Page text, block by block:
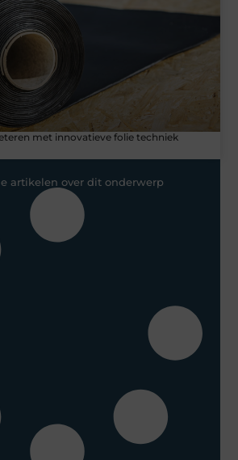
met innovatieve folie techniek
artikelen over dit onderwerp